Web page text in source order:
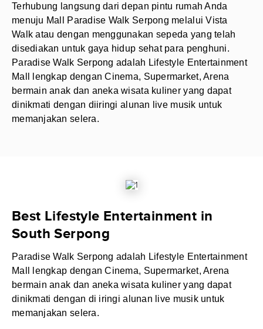
Terhubung langsung dari depan pintu rumah Anda
menuju Mall Paradise Walk Serpong melalui Vista
Walk atau dengan menggunakan sepeda yang telah
disediakan untuk gaya hidup sehat para penghuni.
Paradise Walk Serpong adalah Lifestyle Entertainment
Mall lengkap dengan Cinema, Supermarket, Arena
bermain anak dan aneka wisata kuliner yang dapat
dinikmati dengan diiringi alunan live musik untuk
memanjakan selera.
Best Lifestyle Entertainment in
South Serpong
Paradise Walk Serpong adalah Lifestyle Entertainment
Mall lengkap dengan Cinema, Supermarket, Arena
bermain anak dan aneka wisata kuliner yang dapat
dinikmati dengan di iringi alunan live musik untuk
memanjakan selera.